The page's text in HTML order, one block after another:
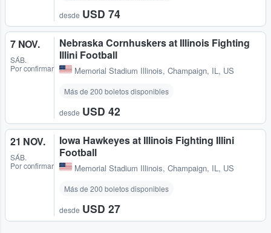
desde USD 74
7 NOV.
SÁB.
Por confirmar
Nebraska Cornhuskers at Illinois Fighting
Illini Football
Memorial Stadium Illinois, Champaign, IL, US
Más de 200 boletos disponibles
desde USD 42
21 NOV.
SÁB.
Por confirmar
Iowa Hawkeyes at Illinois Fighting Illini
Football
Memorial Stadium Illinois, Champaign, IL, US
Más de 200 boletos disponibles
desde USD 27